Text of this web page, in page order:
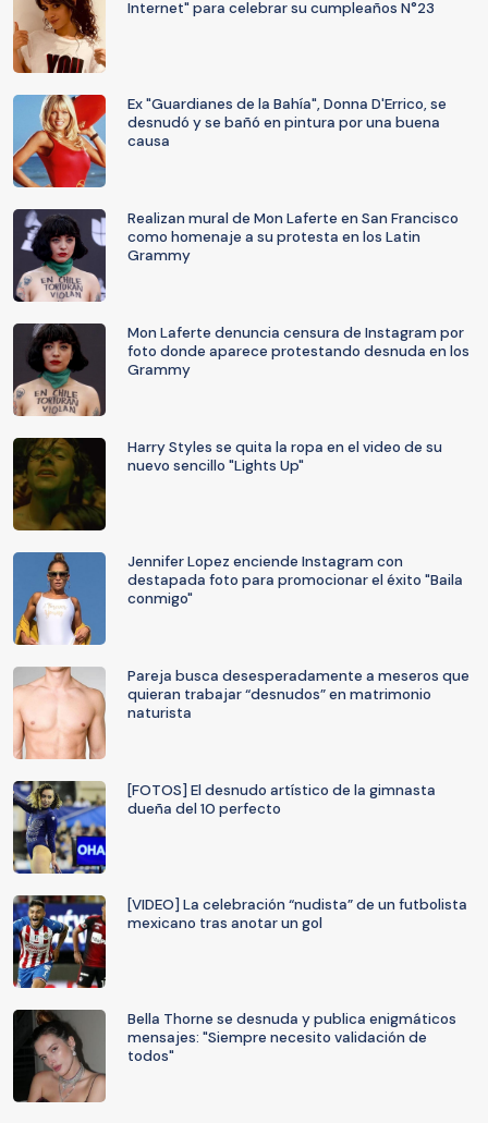
Internet" para celebrar su cumpleaños N°23
Ex "Guardianes de la Bahía", Donna D'Errico, se
desnudó y se bañó en pintura por una buena
causa
Realizan mural de Mon Laferte en San Francisco
como homenaje a su protesta en los Latin
Grammy
Mon Laferte denuncia censura de Instagram por
foto donde aparece protestando desnuda en los
Grammy
Harry Styles se quita la ropa en el video de su
nuevo sencillo "Lights Up"
Jennifer Lopez enciende Instagram con
destapada foto para promocionar el éxito "Baila
conmigo"
Pareja busca desesperadamente a meseros que
quieran trabajar “desnudos” en matrimonio
naturista
[FOTOS] El desnudo artístico de la gimnasta
dueña del 10 perfecto
[VIDEO] La celebración “nudista” de un futbolista
mexicano tras anotar un gol
Bella Thorne se desnuda y publica enigmáticos
mensajes: "Siempre necesito validación de
todos"